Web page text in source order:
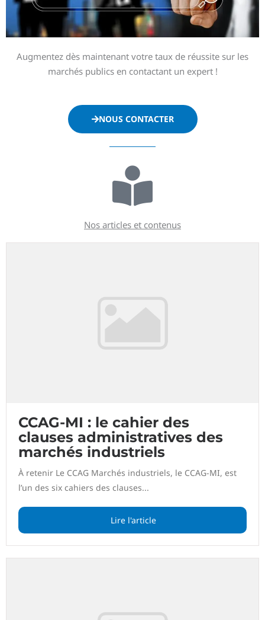
Augmentez dès maintenant votre taux de réussite sur les
marchés publics en contactant un expert !
NOUS CONTACTER
Nos articles et contenus
CCAG-MI : le cahier des
clauses administratives des
marchés industriels
À retenir Le CCAG Marchés industriels, le CCAG-MI, est
l’un des six cahiers des clauses...
Lire l'article